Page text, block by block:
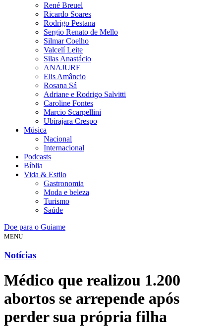
René Breuel
Ricardo Soares
Rodrigo Pestana
Sergio Renato de Mello
Silmar Coelho
Valcelí Leite
Silas Anastácio
ANAJURE
Elis Amâncio
Rosana Sá
Adriane e Rodrigo Salvitti
Caroline Fontes
Marcio Scarpellini
Ubirajara Crespo
Música
Nacional
Internacional
Podcasts
Bíblia
Vida & Estilo
Gastronomia
Moda e beleza
Turismo
Saúde
Doe para o Guiame
MENU
Notícias
Médico que realizou 1.200
abortos se arrepende após
perder sua própria filha